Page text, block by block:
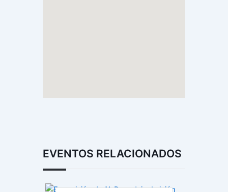
EVENTOS RELACIONADOS